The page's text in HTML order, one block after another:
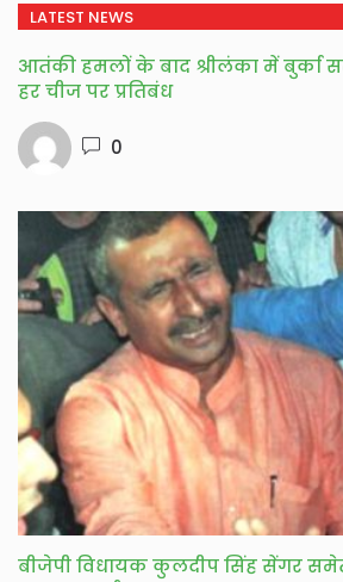
LATEST NEWS
आतंकी हमलों के बाद श्रीलंका में बुर्का
हर चीज पर प्रतिबंध
0
बीजेपी विधायक कुलदीप सिंह सेंगर समेत